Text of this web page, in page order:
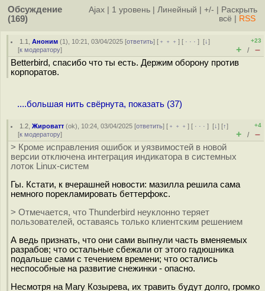
Обсуждение
(169)
Ajax 1 уровень Линейный +/-
Раскрыть
всё
RSS
1.1 ,Аноним (1), 10:21, 03/04/2025 [ответить] [ ﹢﹢﹢] [ · · ·][↓]
[к модератору]
+23
+ / –
Betterbird, спасибо что ты есть. Держим оборону против
корпоратов.
....большая нить свёрнута, показать (37)
1.2 ,Жироватт (ok), 10:24, 03/04/2025 [ответить] [ ﹢﹢﹢] [ · · ·][↓] [↑]
[к модератору]
+4
+ / –
> Кроме исправления ошибок и уязвимостей в новой
версии отключена интеграция индикатора в системных
лоток Linux-систем
Гы. Кстати, к вчерашней новости: мазилла решила сама
немного порекламировать беттерфокс.
> Отмечается, что Thunderbird неуклонно теряет
пользователей, оставаясь только клиентским решением
А ведь признать, что они сами выпнули часть вменяемых
разрабов; что остальные сбежали от этого гадюшника
подальше сами с течением времени; что остались
неспособные на развитие снежинки - опасно.
Несмотря на Магу Козырева, их травить будут долго, громко